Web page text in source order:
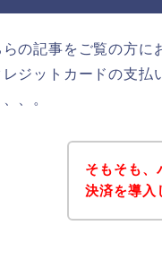
らの記事をご覧の方に
レジットカードの支払
、。
そもそも、
決済を導入